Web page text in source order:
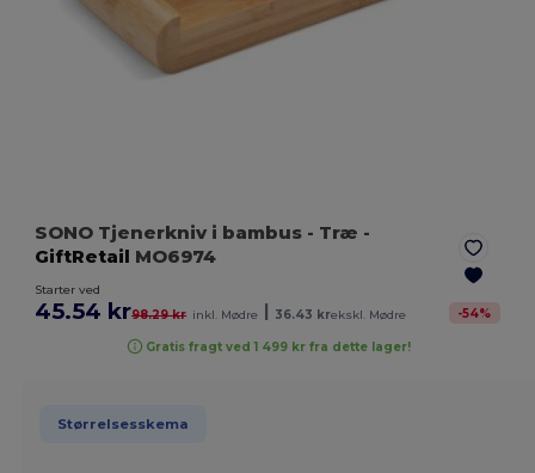
SONO Tjenerkniv i bambus - Træ -
GiftRetail MO6974
Starter ved
45.54 kr98.29 kr inkl. Mødre 36.43 krekskl. Mødre -54%
Gratis fragt ved 1 499 kr fra dette lager!
Størrelsesskema